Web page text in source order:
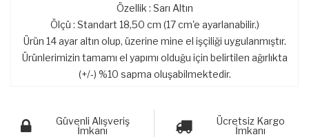
Özellik : Sarı Altın
Ölçü : Standart 18,50 cm (17 cm'e ayarlanabilir.)
Ürün 14 ayar altın olup, üzerine mine el işçiliği uygulanmıştır.
Ürünlerimizin tamamı el yapımı olduğu için belirtilen ağırlıkta
(+/-) %10 sapma oluşabilmektedir.
Güvenli Alışveriş
İmkanı
Ücretsiz Kargo
İmkanı